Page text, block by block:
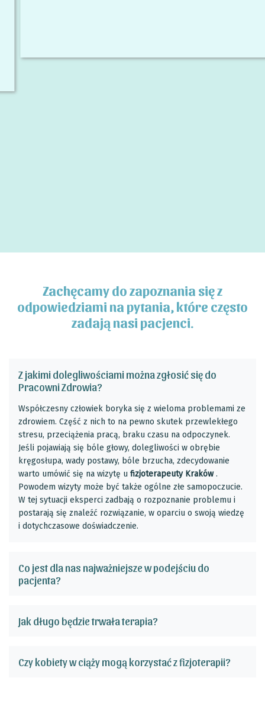
Zachęcamy do zapoznania się z
odpowiedziami na pytania, które często
zadają nasi pacjenci.
Z jakimi dolegliwościami można zgłosić się do
Pracowni Zdrowia?
Współczesny człowiek boryka się z wieloma problemami ze
zdrowiem. Część z nich to na pewno skutek przewlekłego
stresu, przeciążenia pracą, braku czasu na odpoczynek.
Jeśli pojawiają się bóle głowy, dolegliwości w obrębie
kręgosłupa, wady postawy, bóle brzucha, zdecydowanie
warto umówić się na wizytę u fizjoterapeuty Kraków.
Powodem wizyty może być także ogólne złe samopoczucie.
W tej sytuacji eksperci zadbają o rozpoznanie problemu i
postarają się znaleźć rozwiązanie, w oparciu o swoją wiedzę
i dotychczasowe doświadczenie.
Co jest dla nas najważniejsze w podejściu do
pacjenta?
Jak długo będzie trwała terapia?
Czy kobiety w ciąży mogą korzystać z fizjoterapii?